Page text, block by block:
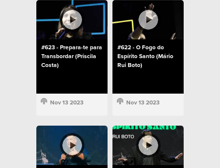
#623 - Prepara-te para
Transbordar (Priscila
Costa)
Nov 13 2023
#622 - O Fogo do
Espírito Santo (Mário
Rui Boto)
Nov 13 2023